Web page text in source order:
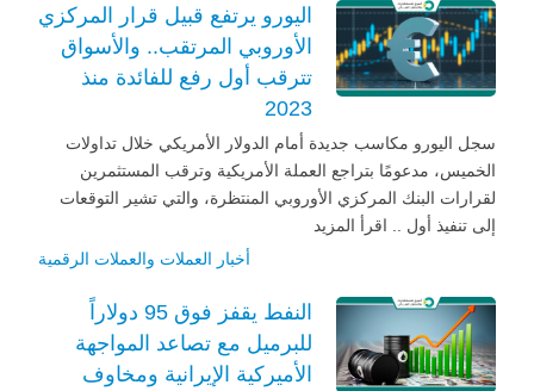
اليورو يرتفع قبيل قرار المركزي
الأوروبي المرتقب.. والأسواق
تترقب أول رفع للفائدة منذ
2023
سجل اليورو مكاسب جديدة أمام الدولار الأمريكي خلال تداولات
الخميس، مدعومًا بتراجع العملة الأمريكية وترقب المستثمرين
لقرارات البنك المركزي الأوروبي المنتظرة، والتي تشير التوقعات
إلى تنفيذ أول .. اقرأ المزيد
أخبار العملات والعملات الرقمية
النفط يقفز فوق 95 دولاراً
للبرميل مع تصاعد المواجهة
الأميركية الإيرانية ومخاوف